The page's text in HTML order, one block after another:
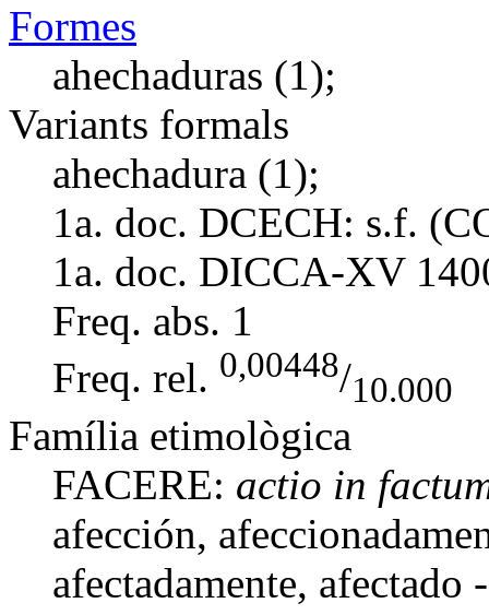
Formes
ahechaduras (1);
Variants formals
ahechadura (1);
1a. doc. DCECH: s.f.
1a. doc. DICCA-XV
Freq. abs. 1
Freq. rel. 0,00448/10.000
Família etimològica
FACERE: actio in
afección,
afectadamente, afectado